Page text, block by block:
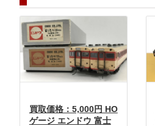
買取価格：5,000円 HO
ゲージ エンドウ 富士